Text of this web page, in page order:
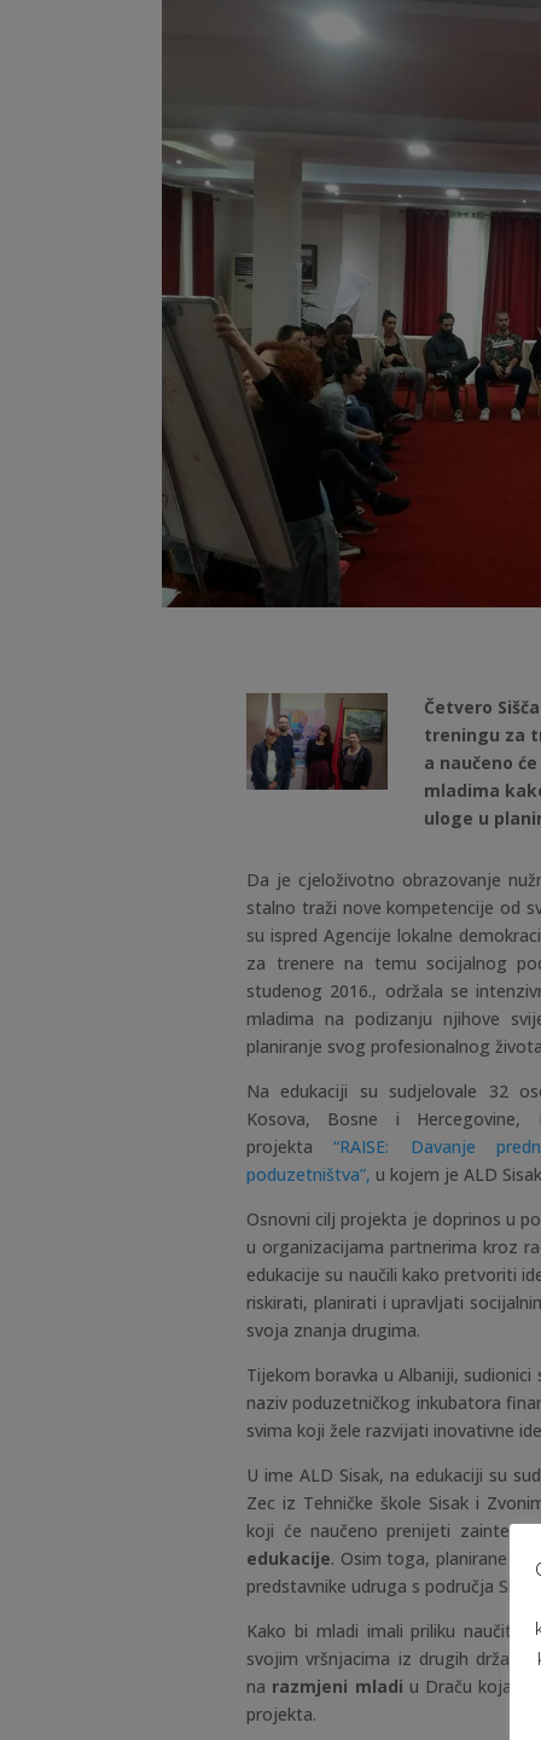
Četvero
treningu za
a naučeno
mladima
uloge u
Da je cjeloživotno obrazovanje
stalno traži nove kompetencije od
su ispred Agencije lokalne
za trenere na temu socijalnog
studenog 2016., održala se
mladima na podizanju njihove
planiranje svog profesionalnog
Na edukaciji su sudjelovale 32
Kosova, Bosne i
projekta
“RAISE: Davanje
poduzetništva”, u kojem je ALD
Osnovni cilj projekta je doprinos u
u organizacijama partnerima kroz
edukacije su naučili kako pretvoriti
riskirati, planirati i upravljati
svoja znanja drugima.
Tijekom boravka u Albaniji,
naziv poduzetničkog inkubatora
svima koji žele razvijati inovativne
U ime ALD Sisak, na edukaciji su
Zec iz Tehničke škole Sisak i
koji će naučeno prenijeti
edukacije. Osim toga, planirane su
predstavnike udruga s područja
Kako bi mladi imali priliku naučiti
svojim vršnjacima iz drugih
na razmjeni mladi u Draču koja
projekta.